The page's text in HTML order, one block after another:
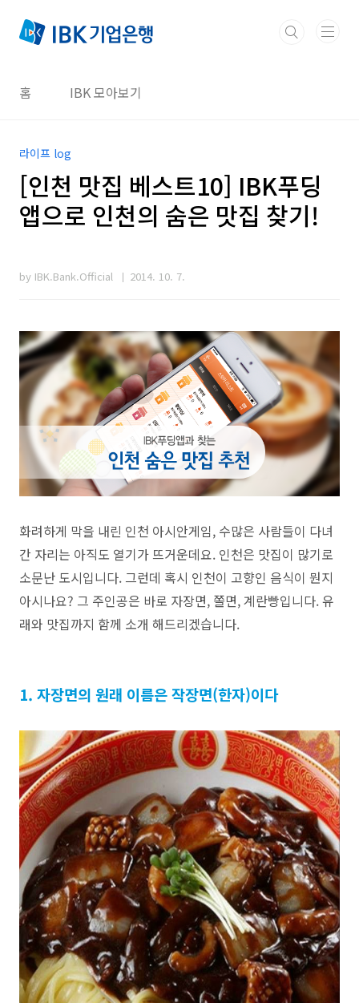
홈 IBK 모아보기
라이프 log
[인천 맛집 베스트10] IBK푸딩
앱으로 인천의 숨은 맛집 찾기!
by IBK.Bank.Official 2014. 10. 7.
화려하게 막을 내린 인천 아시안게임, 수많은 사람들이 다녀
간 자리는 아직도 열기가 뜨거운데요. 인천은 맛집이 많기로
소문난 도시입니다. 그런데 혹시 인천이 고향인 음식이 뭔지
아시나요? 그 주인공은 바로 자장면, 쫄면, 계란빵입니다. 유
래와 맛집까지 함께 소개 해드리겠습니다.
1. 자장면의 원래 이름은 작장면(한자)이다